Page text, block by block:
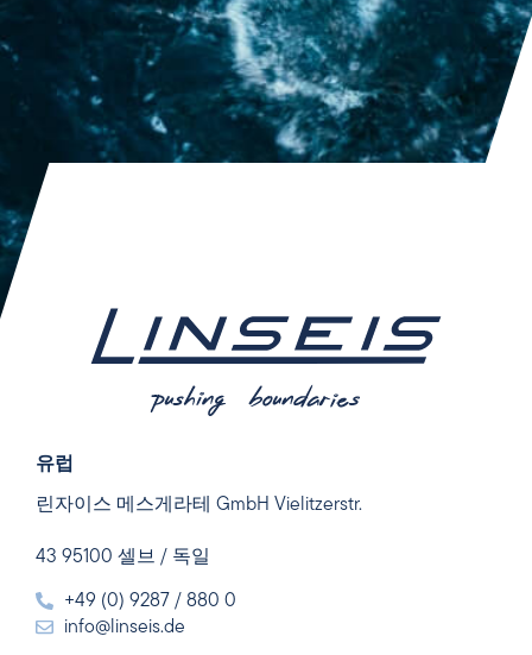
유럽
린자이스 메스게라테 GmbH Vielitzerstr.
43 95100 셀브 / 독일
+49 (0) 9287 / 880 0
info@linseis.de